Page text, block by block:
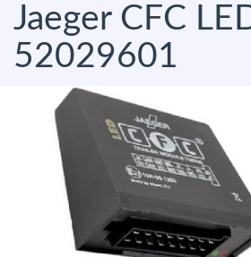
Jaeger CFC
52029601